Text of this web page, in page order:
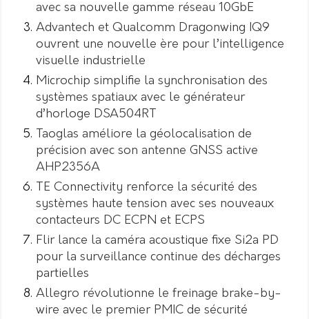
avec sa nouvelle gamme réseau 10GbE
Advantech et Qualcomm Dragonwing IQ9
ouvrent une nouvelle ère pour l’intelligence
visuelle industrielle
Microchip simplifie la synchronisation des
systèmes spatiaux avec le générateur
d’horloge DSA504RT
Taoglas améliore la géolocalisation de
précision avec son antenne GNSS active
AHP2356A
TE Connectivity renforce la sécurité des
systèmes haute tension avec ses nouveaux
contacteurs DC ECPN et ECPS
Flir lance la caméra acoustique fixe Si2a PD
pour la surveillance continue des décharges
partielles
Allegro révolutionne le freinage brake-by-
wire avec le premier PMIC de sécurité